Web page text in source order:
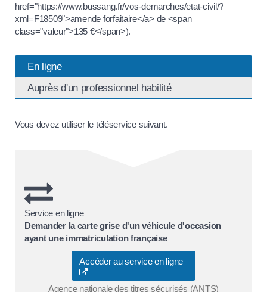
href="https://www.bussang.fr/vos-demarches/etat-civil/?
xml=F18509">amende forfaitaire</a> de <span
class="valeur">135 €</span>).
En ligne
Auprès d'un professionnel habilité
Vous devez utiliser le téléservice suivant.
Service en ligne
Demander la carte grise d'un véhicule d'occasion
ayant une immatriculation française
Accéder au service en ligne
Agence nationale des titres sécurisés (ANTS)